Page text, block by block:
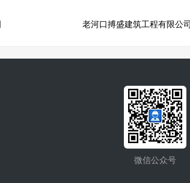
老河口搏盛建筑工程有限公司
微信公众号